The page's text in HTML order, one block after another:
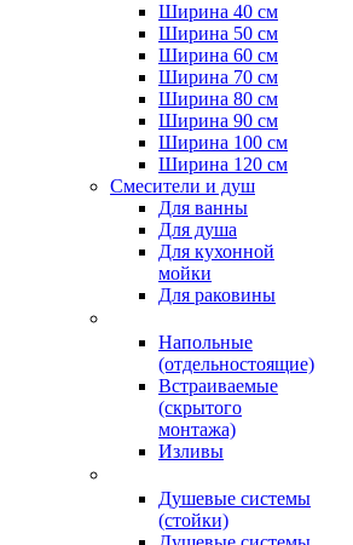
Ширина 40 см
Ширина 50 см
Ширина 60 см
Ширина 70 см
Ширина 80 см
Ширина 90 см
Ширина 100 см
Ширина 120 см
Смесители и душ
Для ванны
Для душа
Для кухонной
мойки
Для раковины
Напольные
(отдельностоящие)
Встраиваемые
(скрытого
монтажа)
Изливы
Душевые системы
(стойки)